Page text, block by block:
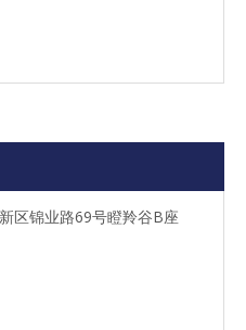
区锦业路69号瞪羚谷B座